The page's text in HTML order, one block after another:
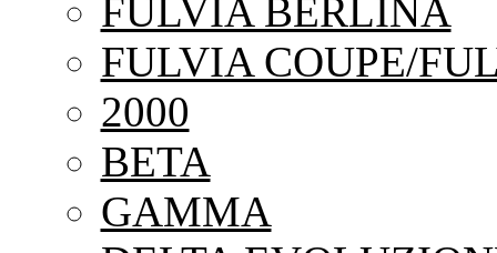
FULVIA BERLINA
FULVIA COUPE/
2000
BETA
GAMMA